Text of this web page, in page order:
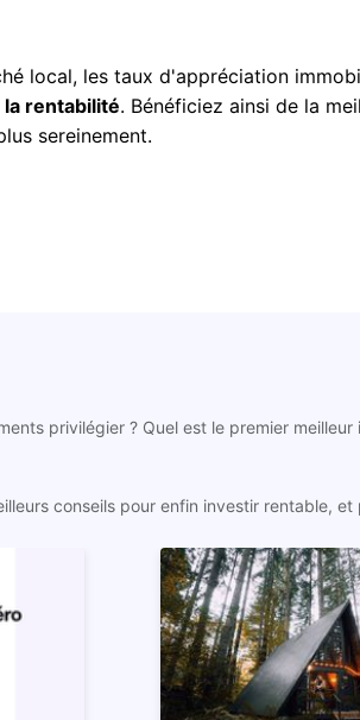
local, les taux d'appréciation
rentabilité. Bénéficiez ainsi de la
sereinement.
privilégier ? Quel est le premier
conseils pour enfin investir rentable,